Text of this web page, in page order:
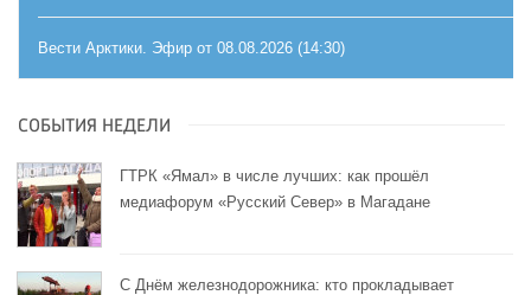
Вести Арктики. Эфир от 08.08.2026 (14:30)
СОБЫТИЯ НЕДЕЛИ
ГТРК «Ямал» в числе лучших: как прошёл
медиафорум «Русский Север» в Магадане
С Днём железнодорожника: кто прокладывает